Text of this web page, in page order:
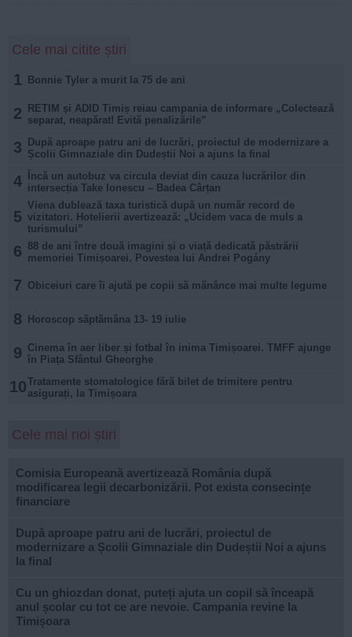
Cele mai citite știri
1 Bonnie Tyler a murit la 75 de ani
2
RETIM și ADID Timiș reiau campania de informare „Colectează
separat, neapărat! Evită penalizările”
3
După aproape patru ani de lucrări, proiectul de modernizare a
Școlii Gimnaziale din Dudeștii Noi a ajuns la final
4
Încă un autobuz va circula deviat din cauza lucrărilor din
intersecția Take Ionescu – Badea Cârțan
5
Viena dublează taxa turistică după un număr record de
vizitatori. Hotelierii avertizează: „Ucidem vaca de muls a
turismului”
6 88 de ani între două imagini și o viață dedicată păstrării
memoriei Timișoarei. Povestea lui Andrei Pogány
7 Obiceiuri care îi ajută pe copii să mănânce mai multe legume
8 Horoscop săptămâna 13- 19 iulie
9 Cinema în aer liber și fotbal în inima Timișoarei. TMFF ajunge
în Piața Sfântul Gheorghe
10Tratamente stomatologice fără bilet de trimitere pentru
asigurați, la Timișoara
Cele mai noi știri
Comisia Europeană avertizează România după
modificarea legii decarbonizării. Pot exista consecințe
financiare
După aproape patru ani de lucrări, proiectul de
modernizare a Școlii Gimnaziale din Dudeștii Noi a ajuns
la final
Cu un ghiozdan donat, puteți ajuta un copil să înceapă
anul școlar cu tot ce are nevoie. Campania revine la
Timișoara